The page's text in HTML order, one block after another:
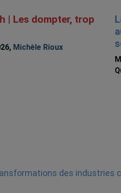
| Les dompter, trop
Michèle Rioux
des industries